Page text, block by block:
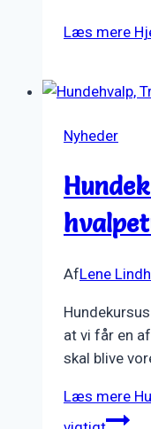
Læs mere
Nyheder
AfLene
at vi får en
skal blive
Læs mere